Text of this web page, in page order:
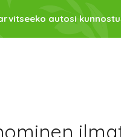
autosi